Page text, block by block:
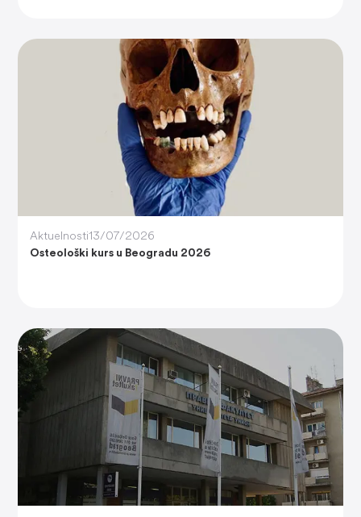
Aktuelnosti13/07/2026
Osteološki kurs u Beogradu 2026